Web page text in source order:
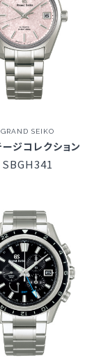
GRAND SEIKO
ジコレクション
SBGH341